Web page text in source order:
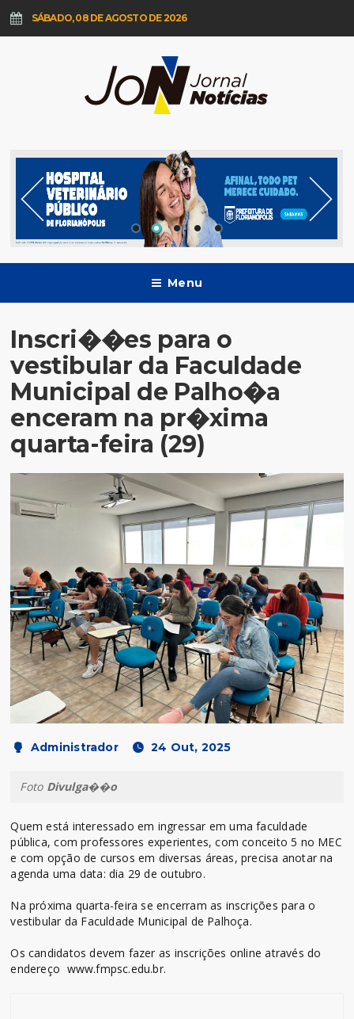
SÁBADO, 08 DE AGOSTO DE 2026
Menu
Inscri��es para o
vestibular da Faculdade
Municipal de Palho�a
enceram na pr�xima
quarta-feira (29)
Administrador 24 Out, 2025
Foto Divulga��o
Quem está interessado em ingressar em uma faculdade
pública, com professores experientes, com conceito 5 no MEC
e com opção de cursos em diversas áreas, precisa anotar na
agenda uma data: dia 29 de outubro.
Na próxima quarta-feira se encerram as inscrições para o
vestibular da Faculdade Municipal de Palhoça.
Os candidatos devem fazer as inscrições online através do
endereço www.fmpsc.edu.br.